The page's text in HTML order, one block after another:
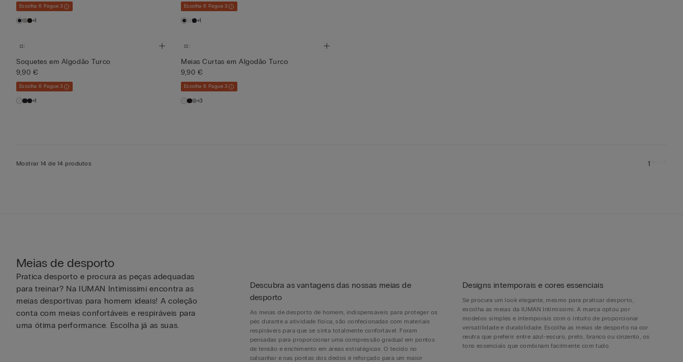
Escolha 6 Pague 3
+1
Escolha 6 Pague 3
+1
Soquetes em Algodão Turco
9,90 €
Escolha 6 Pague 3
+1
Meias Curtas em Algodão Turco
9,90 €
Escolha 6 Pague 3
+3
Mostrar 14 de 14 produtos 1
Meias de desporto
Pratica desporto e procura as peças adequadas
para treinar? Na IUMAN Intimissimi encontra as
meias desportivas para homem ideais! A coleção
conta com meias confortáveis e respiráveis para
uma ótima performance. Escolha já as suas.
Descubra as vantagens das nossas meias de
desporto
As meias de desporto de homem, indispensáveis para proteger os
pés durante a atividade física, são confecionadas com materiais
respiráveis para que se sinta totalmente confortável. Foram
pensadas para proporcionar uma compressão gradual em pontos
de tensão e enchimento em áreas estratégicas. O tecido no
calcanhar e nas pontas dos dedos é reforçado para um maior
Designs intemporais e cores essenciais
Se procura um look elegante, mesmo para praticar desporto,
escolha as meias da IUMAN Intimissimi. A marca optou por
modelos simples e intemporais com o intuito de proporcionar
versatilidade e durabilidade. Escolha as meias de desporto na cor
neutra que preferir: entre azul-escuro, preto, branco ou cinzento, os
tons essenciais que combinam facilmente com tudo.